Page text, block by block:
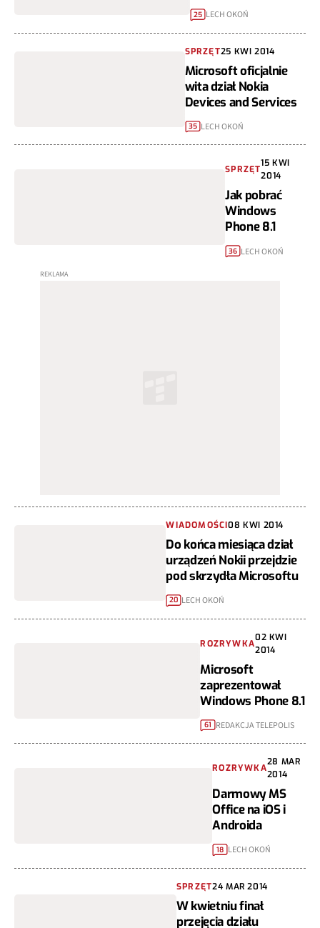
25 LECH OKOŃ
SPRZĘT25 KWI 2014
Microsoft oficjalnie
wita dział Nokia
Devices and Services
35 LECH OKOŃ
SPRZĘT
15 KWI
2014
Jak pobrać
Windows
Phone 8.1
36 LECH OKOŃ
WIADOMOŚCI08 KWI 2014
Do końca miesiąca dział
urządzeń Nokii przejdzie
pod skrzydła Microsoftu
20 LECH OKOŃ
ROZRYWKA
02 KWI
2014
Microsoft
zaprezentował
Windows Phone 8.1
61 REDAKCJA TELEPOLIS
ROZRYWKA
28 MAR
2014
Darmowy MS
Office na iOS i
Androida
18 LECH OKOŃ
SPRZĘT24 MAR 2014
W kwietniu finał
przejęcia działu